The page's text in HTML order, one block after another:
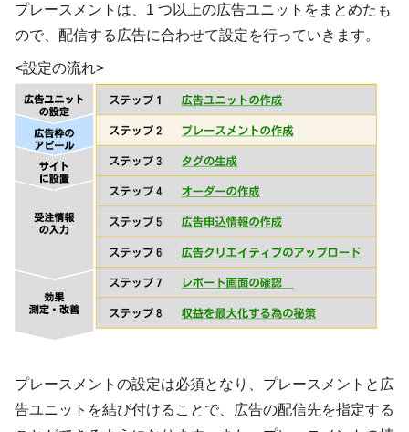
プレースメントは、1 つ以上の広告ユニットをまとめたも
ので、配信する広告に合わせて設定を行っていきます。
<設定の流れ>
プレースメントの設定は必須となり、プレースメントと広
告ユニットを結び付けることで、広告の配信先を指定する